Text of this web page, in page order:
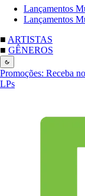
Lançamentos
Lançamentos
■ ARTISTAS
■ GÊNEROS
Promoções: Receba
LPs